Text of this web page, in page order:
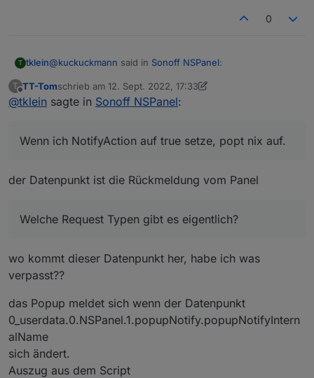
0
T tklein@kuckuckmann said in Sonoff NSPanel:
@tklein sagte in Sonoff NSPanel
@ kuckuckmann said in Sonoff NSPanel:
PopUp anzeigen zu lassen, auch
immer öffnen lassen, Du musst nur via
Skript die Datenpunkte befüllen.
Du kannst Dir dazu mal das erweiterte
Welche Request Typen gibt es eigentlich?
T
Offline
TT-Tomschrieb am 12. Sept. 2022, 17:33
zuletzt editiert von TT-Tom 9. Dez. 2022, 19:47
@tklein sagte in Sonoff NSPanel:
Wenn ich NotifyAction auf true setze, popt nix auf.
der Datenpunkt ist die Rückmeldung vom Panel
Welche Request Typen gibt es eigentlich?
wo kommt dieser Datenpunkt her, habe ich was
verpasst??
das Popup meldet sich wenn der Datenpunkt
0_userdata.0.NSPanel.1.popupNotify.popupNotifyIntern
alName
sich ändert.
Auszug aus dem Script